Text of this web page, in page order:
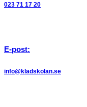
023 71 17 20
E-post:
info@kladskolan.se